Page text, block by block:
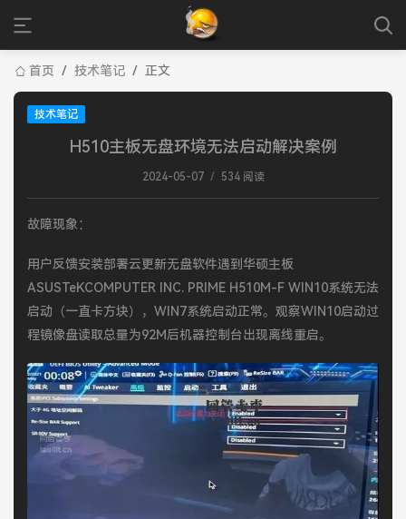
首页 / 技术笔记 / 正文
技术笔记
H510主板无盘环境无法启动解决案例
2024-05-07 / 534 阅读
故障现象：
用户反馈安装部署云更新无盘软件遇到华硕主板
ASUSTeKCOMPUTER INC. PRIME H510M-F WIN10系统无法
启动（一直卡方块），WIN7系统启动正常。观察WIN10启动过
程镜像盘读取总量为92M后机器控制台出现离线重启。